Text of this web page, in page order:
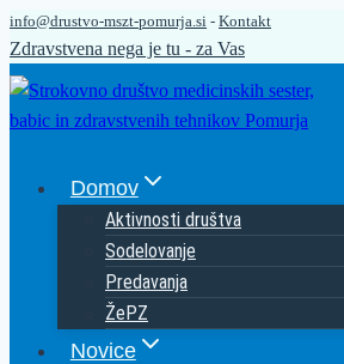
Skip
to
content
info@drustvo-mszt-pomurja.si - Kontakt
Zdravstvena nega je tu - za Vas
Domov
Aktivnosti društva
Sodelovanje
Predavanja
ŽePZ
Novice